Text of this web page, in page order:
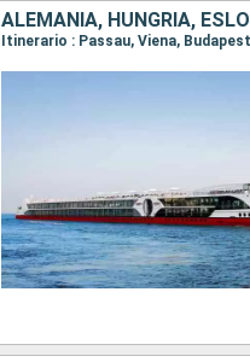
ALEMANIA, HUNGRÍA,
Itinerario : Passau, Viena,